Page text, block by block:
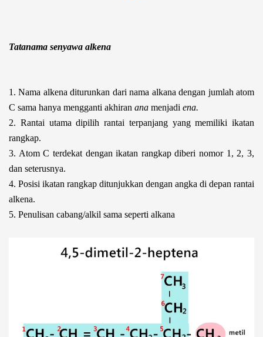
Tatanama senyawa alkena
1. Nama alkena diturunkan dari nama alkana dengan jumlah atom
C sama hanya mengganti akhiran ana menjadi ena.
2. Rantai utama dipilih rantai terpanjang yang memiliki ikatan
rangkap.
3. Atom C terdekat dengan ikatan rangkap diberi nomor 1, 2, 3,
dan seterusnya.
4. Posisi ikatan rangkap ditunjukkan dengan angka di depan rantai
alkena.
5. Penulisan cabang/alkil sama seperti alkana